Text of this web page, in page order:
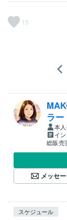
15
ラー
本
イ
総販売
メッセ
スケジュール